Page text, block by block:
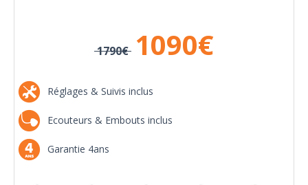
1790€ 1090€
Réglages & Suivis inclus
Ecouteurs & Embouts inclus
Garantie 4ans